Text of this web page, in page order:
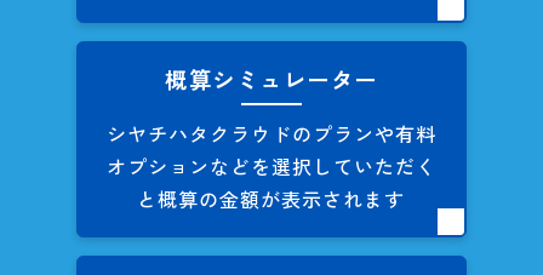
概算シミュレーター
シヤチハタクラウドのプランや有料
オプションなどを選択していただく
と概算の金額が表示されます